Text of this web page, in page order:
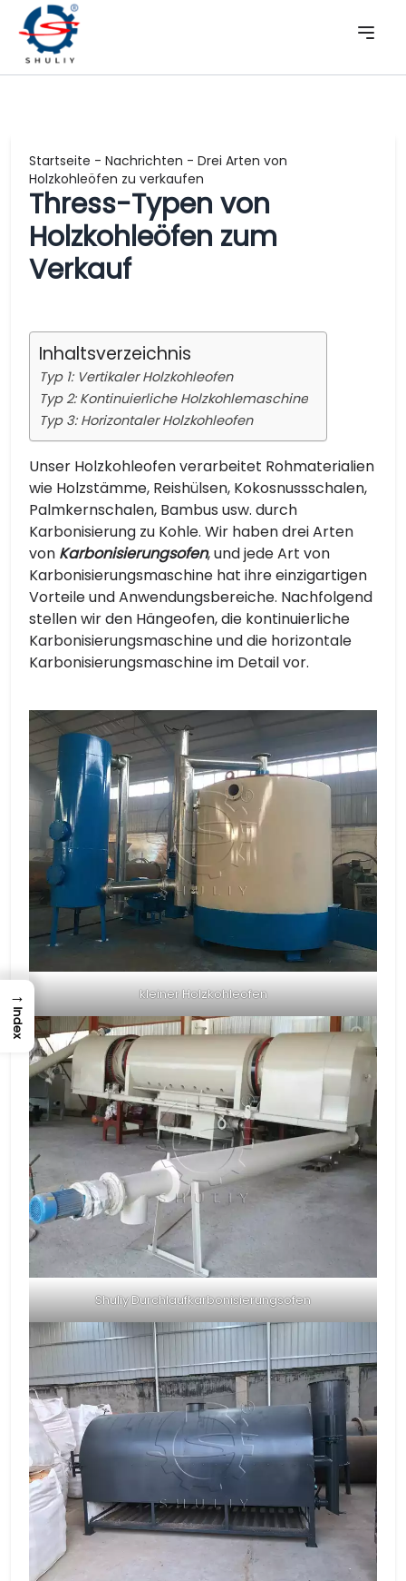
Startseite - Nachrichten - Drei Arten von
Holzkohleöfen zu verkaufen
Thress-Typen von
Holzkohleöfen zum
Verkauf
Inhaltsverzeichnis
Typ 1: Vertikaler Holzkohleofen
Typ 2: Kontinuierliche Holzkohlemaschine
Typ 3: Horizontaler Holzkohleofen
Unser Holzkohleofen verarbeitet Rohmaterialien
wie Holzstämme, Reishülsen, Kokosnussschalen,
Palmkernschalen, Bambus usw. durch
Karbonisierung zu Kohle. Wir haben drei Arten
von Karbonisierungsofen, und jede Art von
Karbonisierungsmaschine hat ihre einzigartigen
Vorteile und Anwendungsbereiche. Nachfolgend
stellen wir den Hängeofen, die kontinuierliche
Karbonisierungsmaschine und die horizontale
Karbonisierungsmaschine im Detail vor.
kleiner Holzkohleofen
Shuliy Durchlaufkarbonisierungsofen
→
Index